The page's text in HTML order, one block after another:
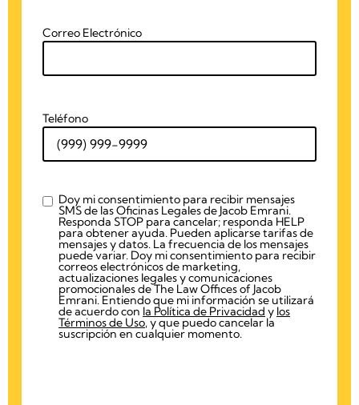
Correo Electrónico
Teléfono
checkbox
Doy mi consentimiento para recibir mensajes
SMS de las Oficinas Legales de Jacob Emrani.
Responda STOP para cancelar; responda HELP
para obtener ayuda. Pueden aplicarse tarifas de
mensajes y datos. La frecuencia de los mensajes
puede variar. Doy mi consentimiento para recibir
correos electrónicos de marketing,
actualizaciones legales y comunicaciones
promocionales de The Law Offices of Jacob
Emrani. Entiendo que mi información se utilizará
de acuerdo con la Política de Privacidad y los
Términos de Uso, y que puedo cancelar la
suscripción en cualquier momento.